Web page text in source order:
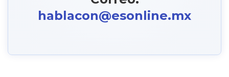
hablacon@esonline.mx